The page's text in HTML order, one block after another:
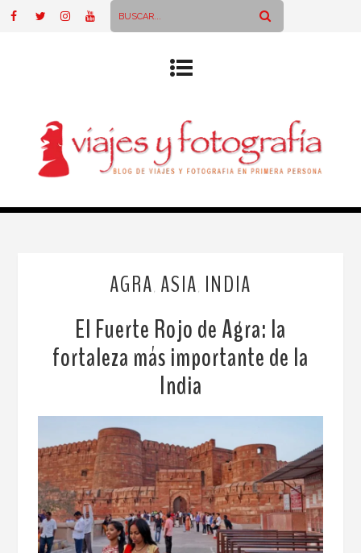
AGRA ASIA INDIA
El Fuerte Rojo de Agra: la
fortaleza más importante de la
India